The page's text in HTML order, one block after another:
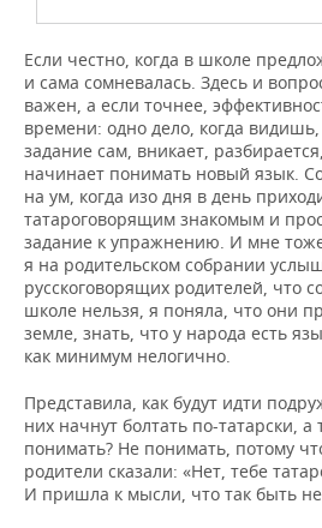
Если честно, когда в школе
и сама сомневалась. Здесь и
важен, а если точнее,
времени: одно дело, когда видишь,
задание сам, вникает,
начинает понимать новый язык.
на ум, когда изо дня в день
татароговорящим знакомым и
задание к упражнению. И мне
я на родительском собрании
русскоговорящих родителей, что
школе нельзя, я поняла, что они
земле, знать, что у народа есть
как минимум нелогично.
Представила, как будут идти
них начнут болтать по-татарски, а
понимать? Не понимать, потому
родители сказали: «Нет, тебе
И пришла к мысли, что так быть